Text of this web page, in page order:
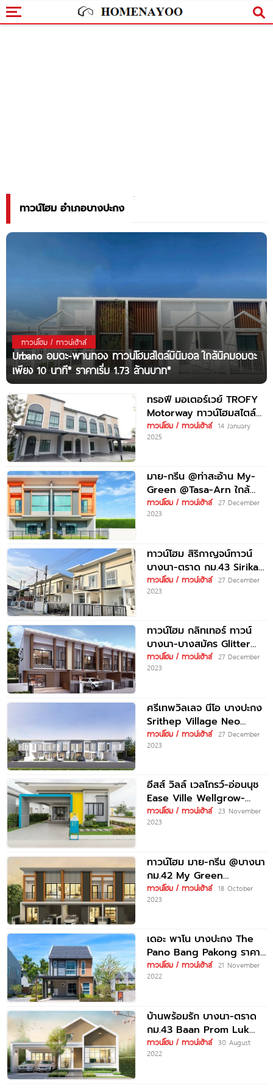
ทาวน์โฮม อำเภอบางปะกง
ทาวน์โฮม / ทาวน์เฮ้าส์
Urbano อมตะ-พานทอง ทาวน์โฮมสไตล์มินิมอล ใกล้นิคมอมตะ
เพียง 10 นาที* ราคาเริ่ม 1.73 ล้านบาท*
ทรอฟี มอเตอร์เวย์ TROFY
Motorway ทาวน์โฮมสไตล์
อังกฤษ ทำเลบางปะกง ใกล้
ทางด่วน 2 สาย ราคาเริ่ม
ทาวน์โฮม / ทาวน์เฮ้าส์ 14 January
2025
มาย-กรีน @ท่าสะอ้าน My-
Green @Tasa-Arn ใกล้
ทางด่วน 2 สาย ราคาเริ่ม 2.2
ล้านบาท*
ทาวน์โฮม / ทาวน์เฮ้าส์ 27 December
2023
ทาวน์โฮม สิริกาญจน์ทาวน์
บางนา-ตราด กม.43 Sirikan
Town Bangna-Trad
Km.43 เริ่ม 2.xx
ทาวน์โฮม / ทาวน์เฮ้าส์ 27 December
2023
ทาวน์โฮม กลิทเทอร์ ทาวน์
บางนา-บางสมัคร Glitter
Town Bangna-Bngsamak
เริ่ม 2.03 ล้านบาท*
ทาวน์โฮม / ทาวน์เฮ้าส์ 27 December
2023
ศรีเทพวิลเลจ นีโอ บางปะกง
Srithep Village Neo
Bangpakong ราคาเริ่ม 1.99
ล้านบาท*
ทาวน์โฮม / ทาวน์เฮ้าส์ 27 December
2023
อีสส์ วิลล์ เวลโกรว์-อ่อนนุช
Ease Ville Wellgrow-
Onnut เพียง 10 นาที* ถึง
นิคมอุตสาหกรรมเวลโกรว์
ทาวน์โฮม / ทาวน์เฮ้าส์ 23 November
2023
ทาวน์โฮม มาย-กรีน @บางนา
กม.42 My Green
@Bangna KM.42 ราคาเริ่ม
ต้น 1.99
ทาวน์โฮม / ทาวน์เฮ้าส์ 18 October
2023
เดอะ พาโน บางปะกง The
Pano Bang Pakong ราคา
เริ่มต้น 2.2 ล้านบาท*
ทาวน์โฮม / ทาวน์เฮ้าส์ 21 November
2022
บ้านพร้อมรัก บางนา-ตราด
กม.43 Baan Prom Luk
Bangna-Trad Km.43 บ้าน
สไตล์นอร์ดิก-ญี่ปุ่น เริ่ม
ทาวน์โฮม / ทาวน์เฮ้าส์ 30 August
2022